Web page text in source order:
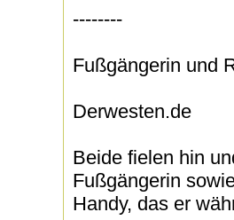
--------
Fußgängerin und
Derwesten.de
Beide fielen hin
Fußgängerin
Handy, das er